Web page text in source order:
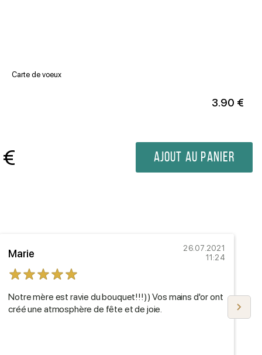
Carte de voeux
3.90 €
€ Ajout au panier
Marie
26.07.2021
11:24
Notre mère est ravie du bouquet!!!)) Vos mains d'or ont
créé une atmosphère de fête et de joie.